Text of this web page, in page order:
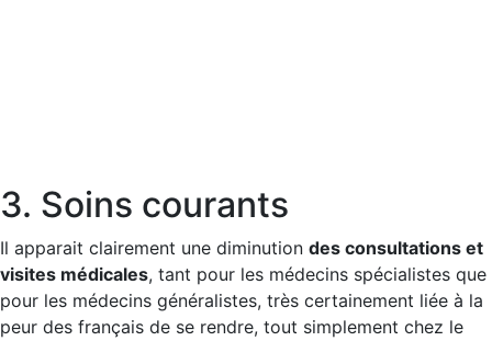
3. Soins courants
Il apparait clairement une diminution des consultations et
visites médicales, tant pour les médecins spécialistes que
pour les médecins généralistes, très certainement liée à la
peur des français de se rendre, tout simplement chez le